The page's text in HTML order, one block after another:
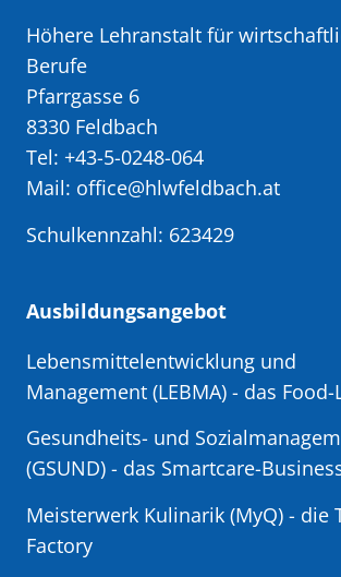
Höhere Lehranstalt für
Berufe
Pfarrgasse 6
8330 Feldbach
Tel: +43-5-0248-064
Mail: office@hlwfeldbach.at
Schulkennzahl: 623429
Ausbildungsangebot
Lebensmittelentwicklung und
Management (LEBMA) - das Food-
Gesundheits- und
(GSUND) - das Smartcare-
Meisterwerk Kulinarik (MyQ) - die
Factory